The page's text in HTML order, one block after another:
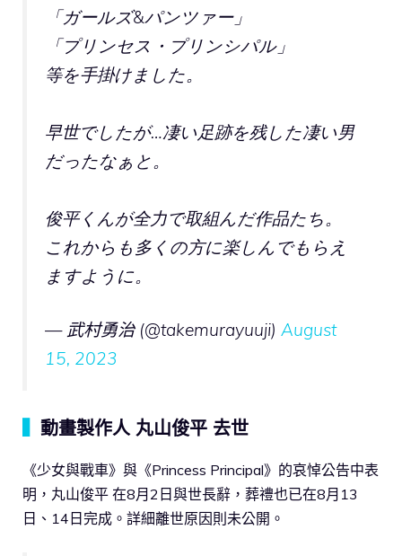
「ガールズ&パンツァー」
「プリンセス・プリンシパル」
等を手掛けました。
早世でしたが…凄い足跡を残した凄い男
だったなぁと。
俊平くんが全力で取組んだ作品たち。
これからも多くの方に楽しんでもらえ
ますように。
— 武村勇治 (@takemurayuuji) August
15, 2023
動畫製作人 丸山俊平 去世
《少女與戰車》與《Princess Principal》的哀悼公告中表
明，丸山俊平 在8月2日與世長辭，葬禮也已在8月13
日、14日完成。詳細離世原因則未公開。